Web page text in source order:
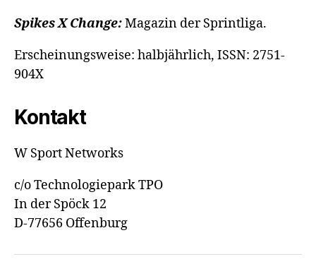
Spikes X Change:Magazin der Sprintliga.
Erscheinungsweise: halbjährlich, ISSN: 2751-
904X
Kontakt
W Sport Networks
c/o Technologiepark TPO
In der Spöck 12
D-77656 Offenburg